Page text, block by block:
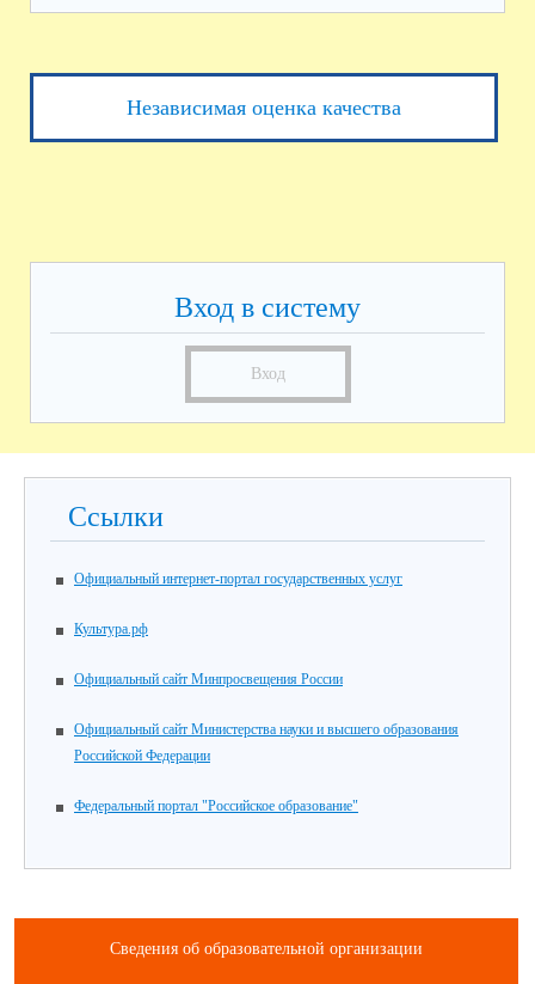
Независимая оценка качества
Вход в систему
Вход
Ссылки
Официальный интернет-портал государственных услуг
Культура.рф
Официальный сайт Минпросвещения России
Официальный сайт Министерства науки и высшего образования
Российской Федерации
Федеральный портал "Российское образование"
Сведения об образовательной организации